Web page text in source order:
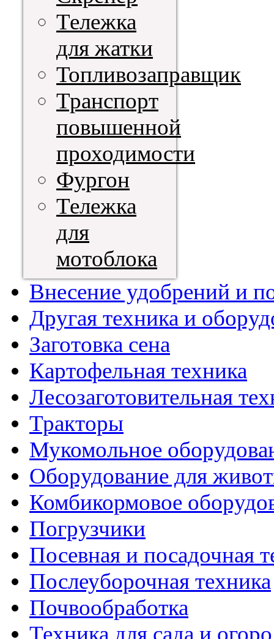
Тележка
для жатки
Топливозаправщик
Транспорт
повышенной
проходимости
Фургон
Тележка
для
мотоблока
Внесение удобрений и
Другая техника и
Заготовка сена
Картофельная техника
Лесозаготовительная
Тракторы
Мукомольное
Оборудование для
Комбикормовое
Погрузчики
Посевная и посадочная
Послеуборочная техника
Почвообработка
Техника для сада и